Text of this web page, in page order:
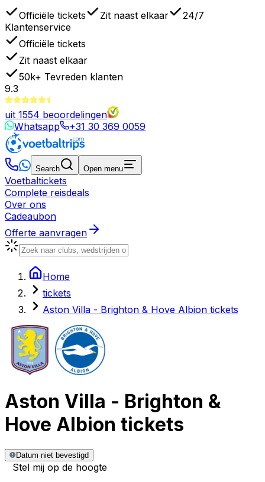
Officiële tickets Zit naast elkaar
24/7
Klantenservice
Officiële tickets
Zit naast elkaar
50k+ Tevreden klanten
9.3
uit 1554 beoordelingen
Whatsapp
+31 30 369 0059
Search Open menu
Voetbaltickets
Complete reisdeals
Over ons
Cadeaubon
Offerte aanvragen
Home
tickets
Aston Villa - Brighton & Hove Albion tickets
Aston Villa - Brighton &
Hove Albion tickets
Datum niet bevestigd
Stel mij op de hoogte